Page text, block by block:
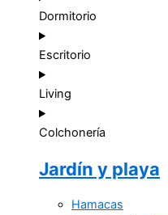
Dormitorio
Escritorio
Living
Colchonería
Jardín y playa
Hamacas